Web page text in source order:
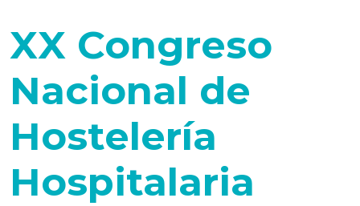
XX Congreso
Nacional de
Hostelería
Hospitalaria